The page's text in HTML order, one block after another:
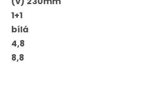
1+1
bílá
4,8
8,8